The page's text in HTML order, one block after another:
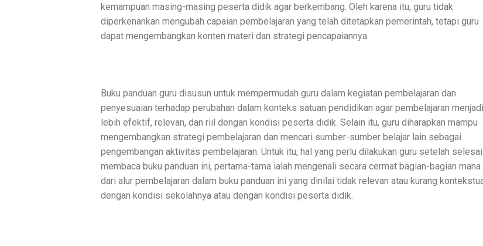
kemampuan masing-masing peserta didik agar berkembang. Oleh karena itu, guru tidak
diperkenankan mengubah capaian pembelajaran yang telah ditetapkan pemerintah, tetapi guru
dapat mengembangkan konten materi dan strategi pencapaiannya.
Buku panduan guru disusun untuk mempermudah guru dalam kegiatan pembelajaran dan
penyesuaian terhadap perubahan dalam konteks satuan pendidikan agar pembelajaran menjadi
lebih efektif, relevan, dan riil dengan kondisi peserta didik. Selain itu, guru diharapkan mampu
mengembangkan strategi pembelajaran dan mencari sumber-sumber belajar lain sebagai
pengembangan aktivitas pembelajaran. Untuk itu, hal yang perlu dilakukan guru setelah selesai
membaca buku panduan ini, pertama-tama ialah mengenali secara cermat bagian-bagian mana
dari alur pembelajaran dalam buku panduan ini yang dinilai tidak relevan atau kurang
dengan kondisi sekolahnya atau dengan kondisi peserta didik.